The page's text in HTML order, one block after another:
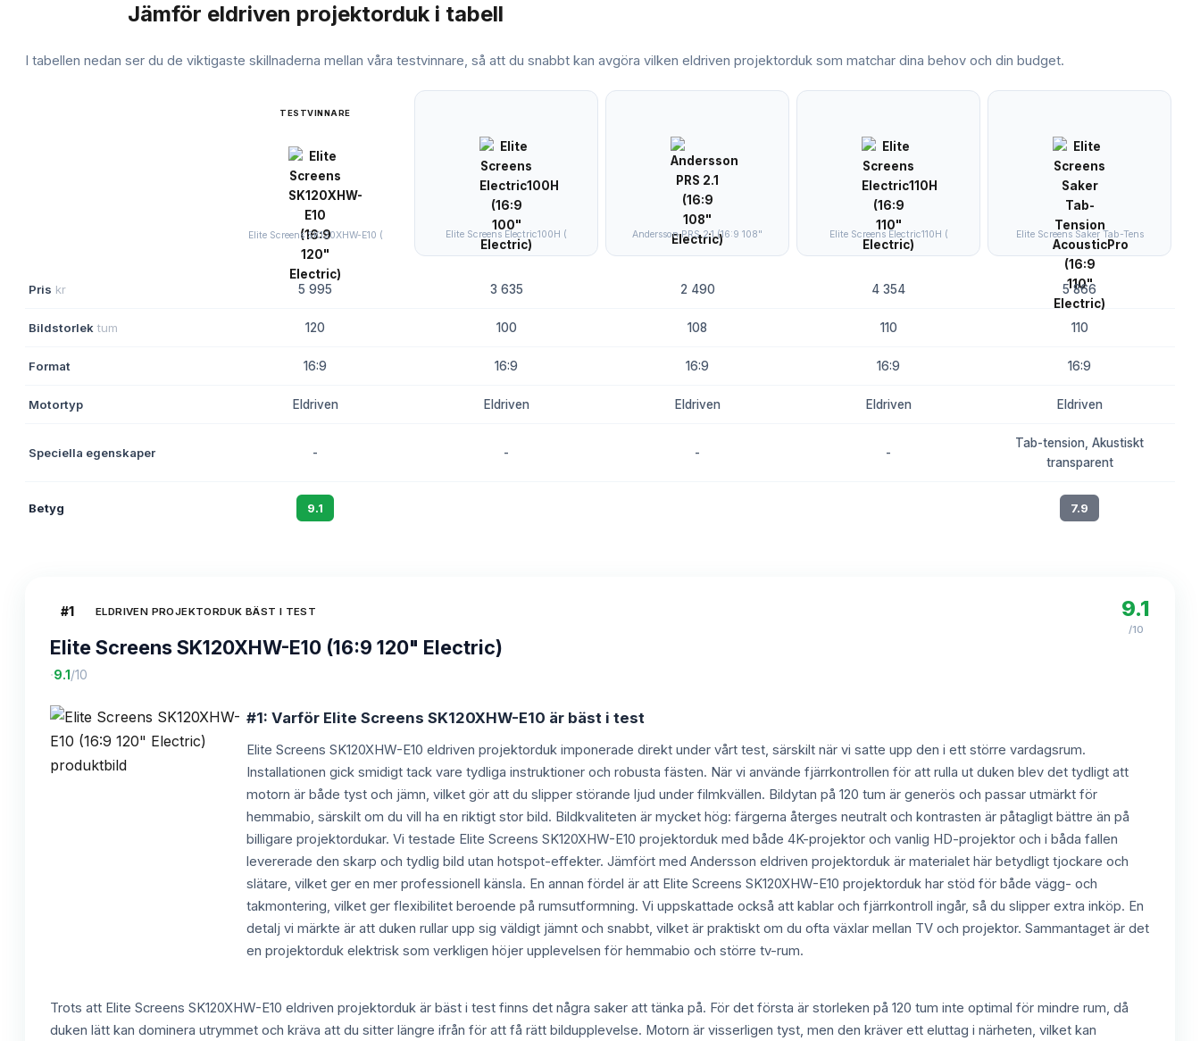
Jämför eldriven projektorduk i tabell
I tabellen nedan ser du de viktigaste skillnaderna mellan våra testvinnare, så att du snabbt kan avgöra vilken eldriven projektorduk som matchar dina behov och din budget.
TESTVINNARE
Elite Screens SK120XHW-E10 ( Elite Screens Electric100H ( Andersson PRS 2.1 (16:9 108" Elite Screens Electric110H ( Elite Screens Saker Tab-Tens
Pris kr 5 995 3 635 2 490 4 354 5 866
Bildstorlek tum 120 100 108 110 110
Format 16:9 16:9 16:9 16:9 16:9
Motortyp Eldriven Eldriven Eldriven Eldriven Eldriven
Speciella egenskaper - - - -
Tab-tension, Akustiskt
transparent
Betyg 9.1 7.9
#1 ELDRIVEN PROJEKTORDUK BÄST I TEST
Elite Screens SK120XHW-E10 (16:9 120" Electric)
·9.1 /10
9.1
/10
#1: Varför Elite Screens SK120XHW-E10 är bäst i test
Elite Screens SK120XHW-E10 eldriven projektorduk imponerade direkt under vårt test, särskilt när vi satte upp den i ett större vardagsrum.
Installationen gick smidigt tack vare tydliga instruktioner och robusta fästen. När vi använde fjärrkontrollen för att rulla ut duken blev det tydligt att
motorn är både tyst och jämn, vilket gör att du slipper störande ljud under filmkvällen. Bildytan på 120 tum är generös och passar utmärkt för
hemmabio, särskilt om du vill ha en riktigt stor bild. Bildkvaliteten är mycket hög: färgerna återges neutralt och kontrasten är påtagligt bättre än på
billigare projektordukar. Vi testade Elite Screens SK120XHW-E10 projektorduk med både 4K-projektor och vanlig HD-projektor och i båda fallen
levererade den skarp och tydlig bild utan hotspot-effekter. Jämfört med Andersson eldriven projektorduk är materialet här betydligt tjockare och
slätare, vilket ger en mer professionell känsla. En annan fördel är att Elite Screens SK120XHW-E10 projektorduk har stöd för både vägg- och
takmontering, vilket ger flexibilitet beroende på rumsutformning. Vi uppskattade också att kablar och fjärrkontroll ingår, så du slipper extra inköp. En
detalj vi märkte är att duken rullar upp sig väldigt jämnt och snabbt, vilket är praktiskt om du ofta växlar mellan TV och projektor. Sammantaget är det
en projektorduk elektrisk som verkligen höjer upplevelsen för hemmabio och större tv-rum.
Trots att Elite Screens SK120XHW-E10 eldriven projektorduk är bäst i test finns det några saker att tänka på. För det första är storleken på 120 tum inte optimal för mindre rum, då
duken lätt kan dominera utrymmet och kräva att du sitter längre ifrån för att få rätt bildupplevelse. Motorn är visserligen tyst, men den kräver ett eluttag i närheten, vilket kan